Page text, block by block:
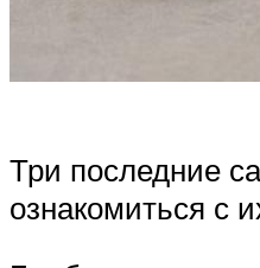
Три последние
ознакомиться с